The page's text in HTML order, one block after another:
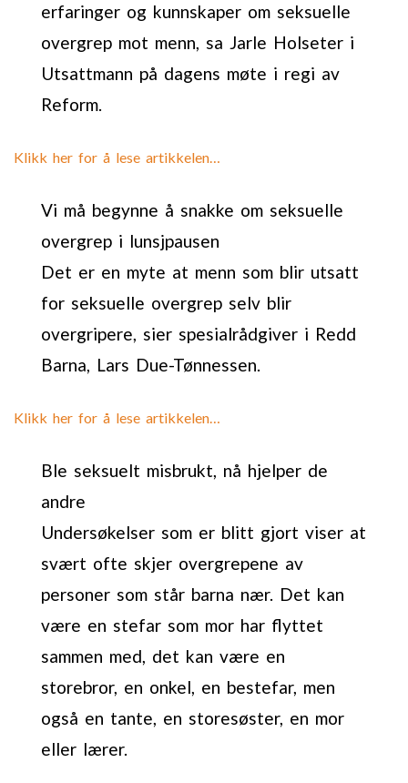
erfaringer og kunnskaper om seksuelle
overgrep mot menn, sa Jarle Holseter i
Utsattmann på dagens møte i regi av
Reform.
Klikk her for å lese artikkelen…
Vi må begynne å snakke om seksuelle
overgrep i lunsjpausen
Det er en myte at menn som blir utsatt
for seksuelle overgrep selv blir
overgripere, sier spesialrådgiver i Redd
Barna, Lars Due-Tønnessen.
Klikk her for å lese artikkelen…
Ble seksuelt misbrukt, nå hjelper de
andre
Undersøkelser som er blitt gjort viser at
svært ofte skjer overgrepene av
personer som står barna nær. Det kan
være en stefar som mor har flyttet
sammen med, det kan være en
storebror, en onkel, en bestefar, men
også en tante, en storesøster, en mor
eller lærer.